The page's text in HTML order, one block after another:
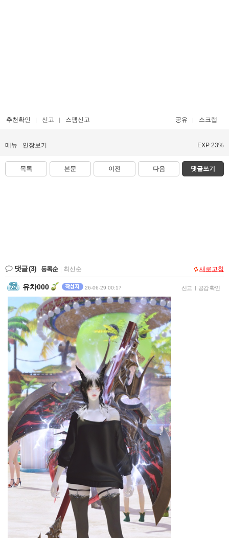
추천확인 신고 스팸신고 공유 스크랩
메뉴 인장보기 EXP 23%
목록 본문 이전 다음 댓글쓰기
댓글(3) 등록순 최신순 새로고침
유차000 26-06-29 00:17 신고 | 공감 확인